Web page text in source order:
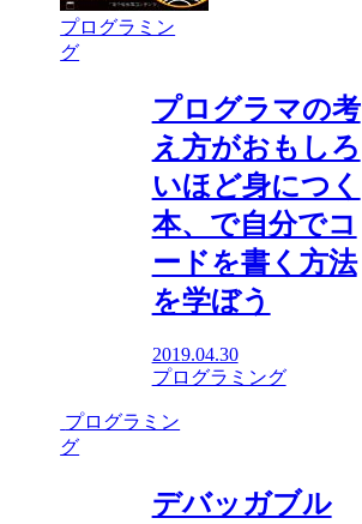
プログラミン
グ
プログラマの考
え方がおもしろ
いほど身につく
本、で自分でコ
ードを書く方法
を学ぼう
2019.04.30
プログラミング
プログラミン
グ
デバッガブル